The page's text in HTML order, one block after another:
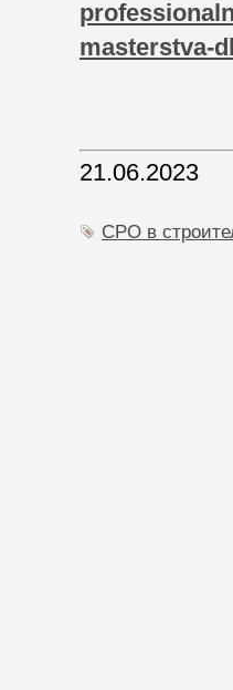
masterstva-
21.06.2023
СРО в